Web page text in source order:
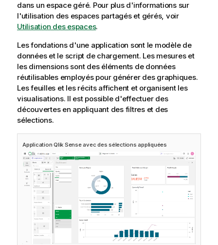
dans un espace géré. Pour plus d'informations sur
l'utilisation des espaces partagés et gérés, voir
Utilisation des espaces.
Les fondations d'une application sont le modèle de
données et le script de chargement. Les mesures et
les dimensionssont des éléments de données
réutilisables employés pour générer des graphiques.
Les feuilles et les récitsaffichent et organisent les
visualisations. Il est possible d'effectuer des
découvertes en appliquant des filtres et des
sélections.
Application Qlik Senseavec des sélections appliquées